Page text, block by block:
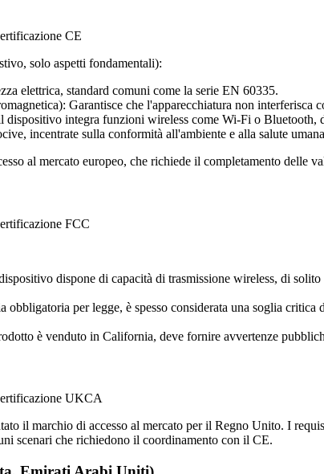
CE
solo aspetti fondamentali):
elettrica, standard comuni come la serie EN 60335.
Garantisce che l'apparecchiatura non interferisca
integra funzioni wireless come Wi-Fi o Bluetooth,
incentrate sulla conformità all'ambiente e alla salute
al mercato europeo, che richiede il completamento
FCC
dispone di capacità di trasmissione wireless, di
per legge, è spesso considerata una soglia
è venduto in California, deve fornire avvertenze
UKCA
il marchio di accesso al mercato per il Regno Unito. I
scenari che richiedono il coordinamento con il CE.